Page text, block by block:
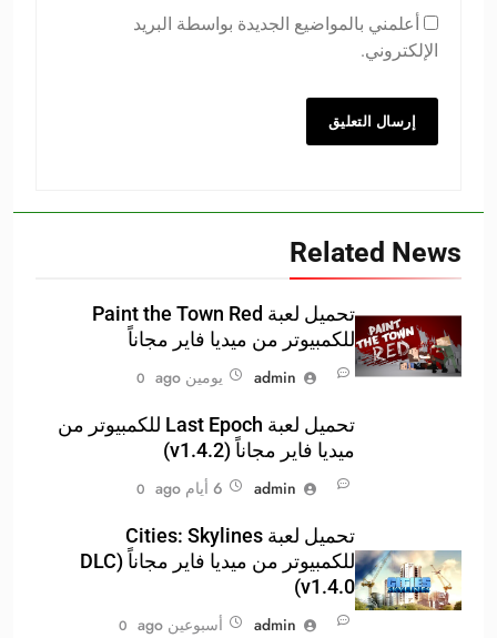
أعلمني بالمواضيع الجديدة بواسطة البريد
الإلكتروني.
Related News
تحميل لعبة Paint the Town Red
للكمبيوتر من ميديا فاير مجاناً
admin
يومين ago 0
تحميل لعبة Last Epoch للكمبيوتر من
ميديا فاير مجاناً (v1.4.2)
admin
6 أيام ago 0
تحميل لعبة Cities: Skylines
للكمبيوتر من ميديا فاير مجاناً (DLC
v1.4.0)
admin
أسبوعين ago 0